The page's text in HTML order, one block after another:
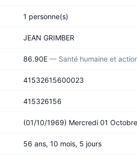
1 personne(s)
JEAN GRIMBER
86.90E — Santé humaine et
41532615600023
415326156
(01/10/1969) Mercredi 01
56 ans, 10 mois, 5 jours